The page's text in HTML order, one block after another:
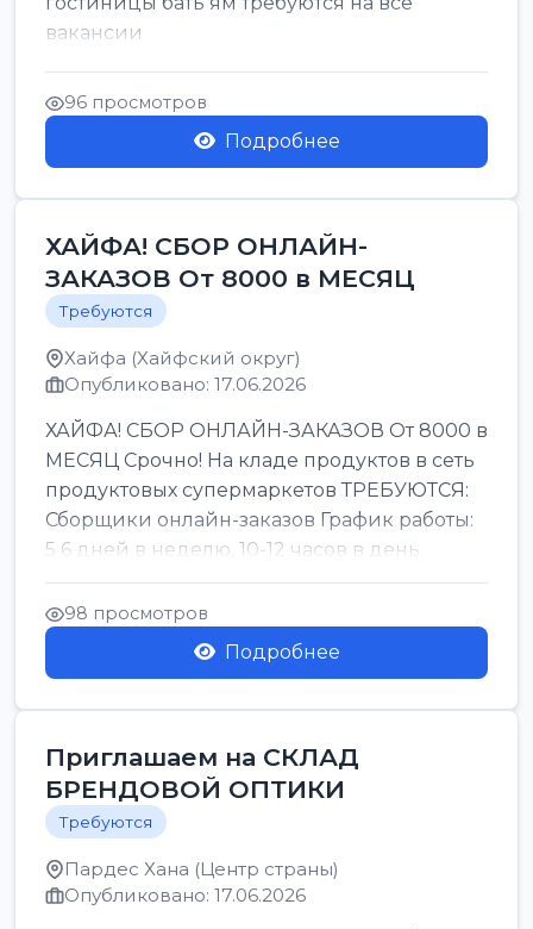
вакансии
96 просмотров
Подробнее
ХАЙФА! СБОР ОНЛАЙН-
ЗАКАЗОВ От 8000 в МЕСЯЦ
Требуются
Хайфа (Хайфский округ)
Опубликовано: 17.06.2026
ХАЙФА! СБОР ОНЛАЙН-ЗАКАЗОВ От 8000 в
МЕСЯЦ Срочно! На кладе продуктов в сеть
продуктовых супермаркетов ТРЕБУЮТСЯ:
Сборщики онлайн-заказов График работы:
5 6 дней в неделю, 10-12 часов в день.
Колле ОП...
98 просмотров
Подробнее
Приглашаем на СКЛАД
БРЕНДОВОЙ ОПТИКИ
Требуются
Пардес Хана (Центр страны)
Опубликовано: 17.06.2026